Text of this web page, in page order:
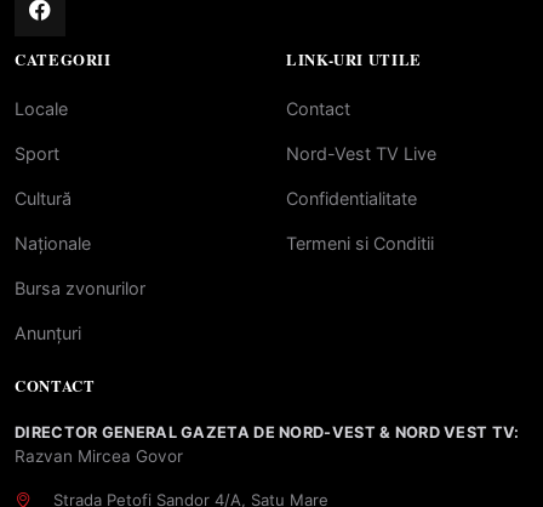
CATEGORII
Locale
Sport
Cultură
Naționale
Bursa zvonurilor
Anunțuri
LINK-URI UTILE
Contact
Nord-Vest TV Live
Confidentialitate
Termeni si Conditii
CONTACT
DIRECTOR GENERAL GAZETA DE NORD-VEST & NORD VEST TV:
Razvan Mircea Govor
Strada Petofi Sandor 4/A, Satu Mare